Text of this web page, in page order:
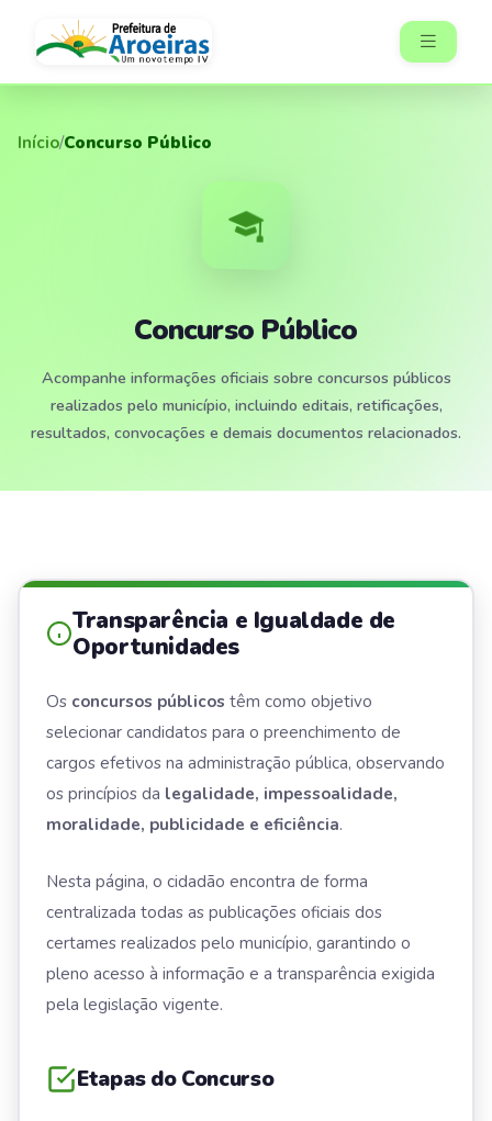
Início/Concurso Público
Concurso Público
Acompanhe informações oficiais sobre concursos públicos
realizados pelo município, incluindo editais, retificações,
resultados, convocações e demais documentos relacionados.
Transparência e Igualdade de
Oportunidades
Os concursos públicos têm como objetivo
selecionar candidatos para o preenchimento de
cargos efetivos na administração pública, observando
os princípios da legalidade, impessoalidade,
moralidade, publicidade e eficiência.
Nesta página, o cidadão encontra de forma
centralizada todas as publicações oficiais dos
certames realizados pelo município, garantindo o
pleno acesso à informação e a transparência exigida
pela legislação vigente.
Etapas do Concurso